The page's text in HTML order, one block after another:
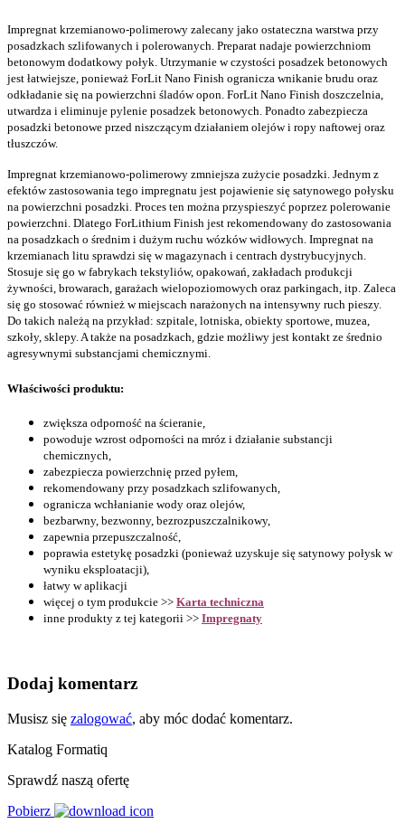
Impregnat krzemianowo-polimerowy zalecany jako ostateczna warstwa przy
posadzkach szlifowanych i polerowanych. Preparat nadaje powierzchniom
betonowym dodatkowy połyk. Utrzymanie w czystości posadzek betonowych
jest łatwiejsze, ponieważ ForLit Nano Finish ogranicza wnikanie brudu oraz
odkładanie się na powierzchni śladów opon. ForLit Nano Finish doszczelnia,
utwardza i eliminuje pylenie posadzek betonowych. Ponadto zabezpiecza
posadzki betonowe przed niszczącym działaniem olejów i ropy naftowej oraz
tłuszczów.
Impregnat krzemianowo-polimerowy zmniejsza zużycie posadzki. Jednym z
efektów zastosowania tego impregnatu jest pojawienie się satynowego połysku
na powierzchni posadzki. Proces ten można przyspieszyć poprzez polerowanie
powierzchni. Dlatego ForLithium Finish jest rekomendowany do zastosowania
na posadzkach o średnim i dużym ruchu wózków widłowych. Impregnat na
krzemianach litu sprawdzi się w magazynach i centrach dystrybucyjnych.
Stosuje się go w fabrykach tekstyliów, opakowań, zakładach produkcji
żywności, browarach, garażach wielopoziomowych oraz parkingach, itp. Zaleca
się go stosować również w miejscach narażonych na intensywny ruch pieszy.
Do takich należą na przykład: szpitale, lotniska, obiekty sportowe, muzea,
szkoły, sklepy. A także na posadzkach, gdzie możliwy jest kontakt ze średnio
agresywnymi substancjami chemicznymi.
Właściwości produktu:
zwiększa odporność na ścieranie,
powoduje wzrost odporności na mróz i działanie substancji
chemicznych,
zabezpiecza powierzchnię przed pyłem,
rekomendowany przy posadzkach szlifowanych,
ogranicza wchłanianie wody oraz olejów,
bezbarwny, bezwonny, bezrozpuszczalnikowy,
zapewnia przepuszczalność,
poprawia estetykę posadzki (ponieważ uzyskuje się satynowy połysk w
wyniku eksploatacji),
łatwy w aplikacji
więcej o tym produkcie >> Karta techniczna
inne produkty z tej kategorii >> Impregnaty
Dodaj komentarz
Musisz się zalogować, aby móc dodać komentarz.
Katalog Formatiq
Sprawdź naszą ofertę
Pobierz